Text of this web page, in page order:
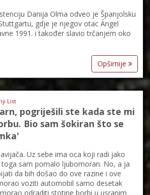
Danija Olma odveo je Španjolsku
gdje je njegov otac Ángel
1991. i također slavio trčanjem oko
Opširnije
List
pogriješili ste kada ste mi
Bio sam šokiran što se
Uz sebe ima oca koji radi jako
sam pomalo ljubomoran. No, a ja
da bih došao do ove razine i ove
voziti automobil samo desetak
odraditi stotine borbi u usranim